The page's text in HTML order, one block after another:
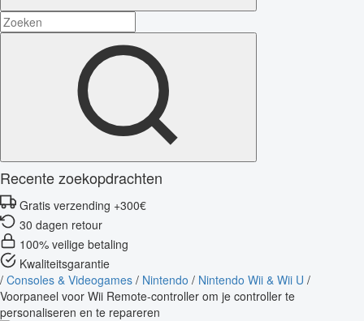
Recente zoekopdrachten
Gratis verzending +300€
30 dagen retour
100% veilige betaling
Kwaliteitsgarantie
/ Consoles & Videogames / Nintendo / Nintendo Wii & Wii U /
Voorpaneel voor Wii Remote-controller om je controller te
personaliseren en te repareren